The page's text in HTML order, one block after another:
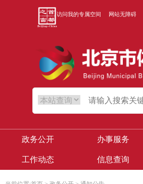
访问我的专属空间 网站无障碍
政务公开 办事服务
工作动态 信息查询